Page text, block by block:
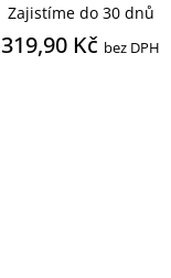
Zajistíme do 30 dnů
319,90 Kč bez DPH